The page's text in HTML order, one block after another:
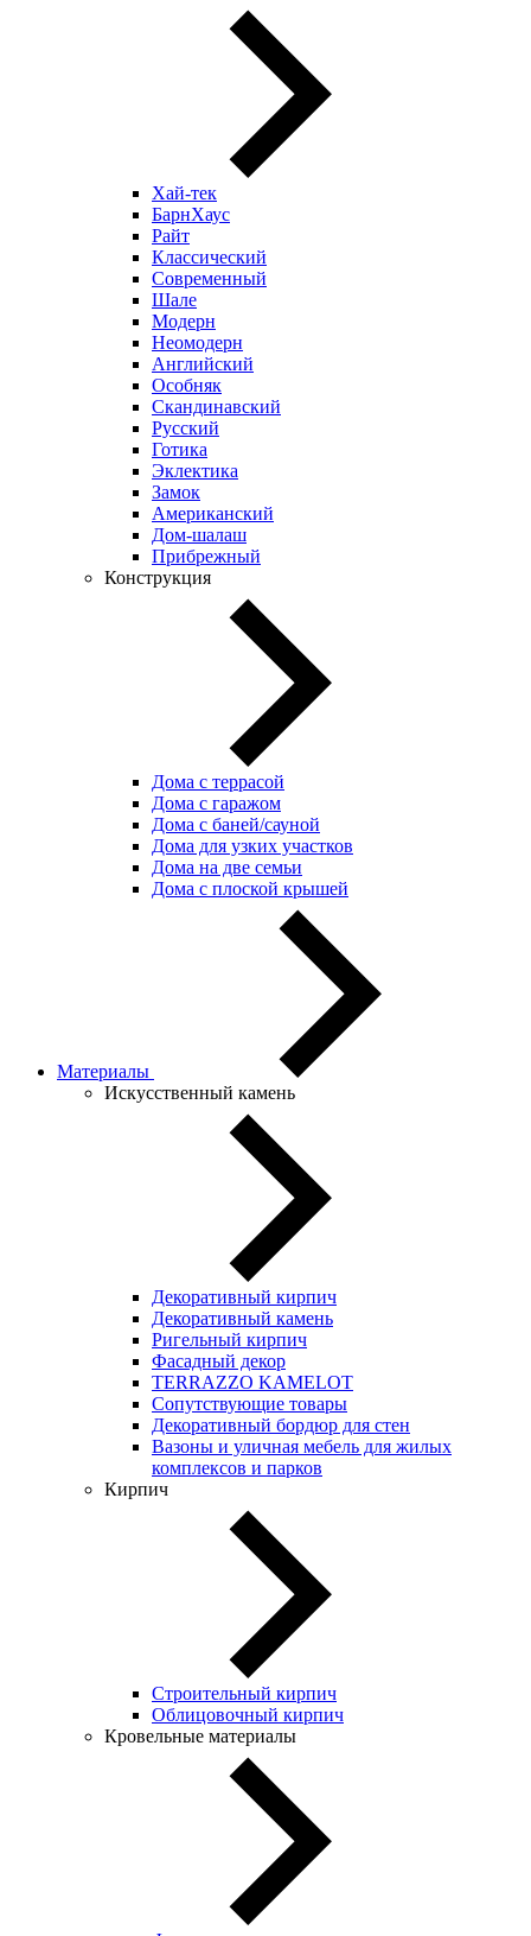
Хай-тек
БарнХаус
Райт
Классический
Современный
Шале
Модерн
Неомодерн
Английский
Особняк
Скандинавский
Русский
Готика
Эклектика
Замок
Американский
Дом-шалаш
Прибрежный
Конструкция
Дома с террасой
Дома с гаражом
Дома с баней/сауной
Дома для узких участков
Дома на две семьи
Дома с плоской крышей
Материалы
Искусственный камень
Декоративный кирпич
Декоративный камень
Ригельный кирпич
Фасадный декор
TERRAZZO KAMELOT
Сопутствующие товары
Декоративный бордюр для стен
Вазоны и уличная мебель для жилых
комплексов и парков
Кирпич
Строительный кирпич
Облицовочный кирпич
Кровельные материалы